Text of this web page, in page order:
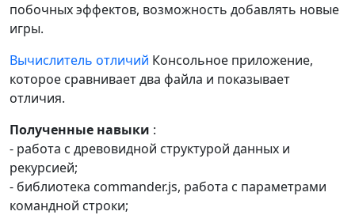
побочных эффектов, возможность добавлять новые
игры.
Вычислитель отличий Консольное приложение,
которое сравнивает два файла и показывает
отличия.
Полученные навыки :
- работа с древовидной структурой данных и
рекурсией;
- библиотека commander.js, работа с параметрами
командной строки;